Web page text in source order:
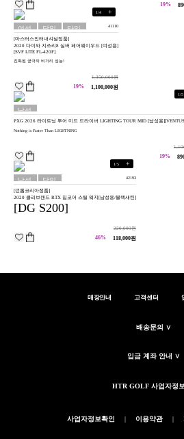
19%
1/4 +
여성
용
당일
배송
타임
세일
41110
[마스터스인터내셔널정품]
2020 다이와 지쓰리8 실버 페어웨이우드 [여성용]
[SVF LITE FL-420F]
진화된 궁극의 비거리 성능!
1,350,000원
19% 1,100,000원
1/5
남성
용
PXG 2026 라이트닝 투어 미드 드라이버 LIGHTING TOUR MID [남성용
Nothing is Faster Than LIGHTNING
19%
1/5 +
남성
용
당일
배송
42193
[던롭코리아정품]
2020 클리브랜드 RTX 집코어 스틸 웨지[남성용/블랙새틴]
[DG S200]
220,000원
46% 118,000원
매장안내 고객센터
배송문의 ∨
입금 계좌 안내 ∨
HTR GOLF 사업자정
사업자정보확인 | 이용약관 |